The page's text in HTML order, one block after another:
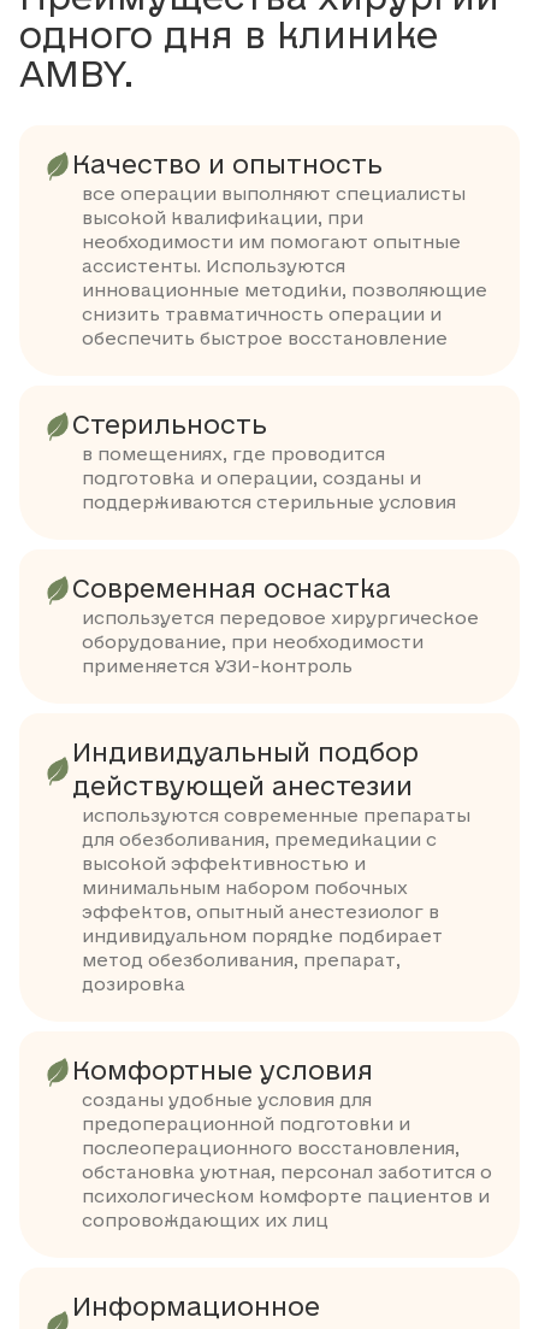
одного дня в клинике
AMBY.
Качество и опытность
все операции выполняют специалисты
высокой квалификации, при
необходимости им помогают опытные
ассистенты. Используются
инновационные методики, позволяющие
снизить травматичность операции и
обеспечить быстрое восстановление
Стерильность
в помещениях, где проводится
подготовка и операции, созданы и
поддерживаются стерильные условия
Современная оснастка
используется передовое хирургическое
оборудование, при необходимости
применяется УЗИ-контроль
Индивидуальный подбор
действующей анестезии
используются современные препараты
для обезболивания, премедикации с
высокой эффективностью и
минимальным набором побочных
эффектов, опытный анестезиолог в
индивидуальном порядке подбирает
метод обезболивания, препарат,
дозировка
Комфортные условия
созданы удобные условия для
предоперационной подготовки и
послеоперационного восстановления,
обстановка уютная, персонал заботится о
психологическом комфорте пациентов и
сопровождающих их лиц
Информационное